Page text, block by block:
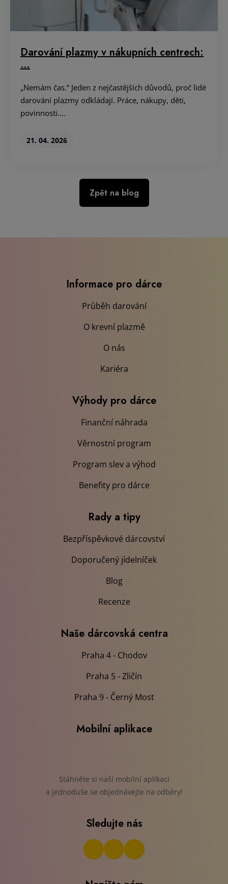
Darování plazmy v nákupních centrech:
…
„Nemám čas.“ Jeden z nejčastějších důvodů, proč lidé
darování plazmy odkládají. Práce, nákupy, děti,
povinnosti.…
21. 04. 2026
Zpět na blog
Informace pro dárce
Průběh darování
O krevní plazmě
O nás
Kariéra
Výhody pro dárce
Finanční náhrada
Věrnostní program
Program slev a výhod
Benefity pro dárce
Rady a tipy
Bezpříspěvkové dárcovství
Doporučený jídelníček
Blog
Recenze
Naše dárcovská centra
Praha 4 - Chodov
Praha 5 - Zličín
Praha 9 - Černý Most
Mobilní aplikace
Stáhněte si naší mobilní aplikaci
a jednoduše se objednávejte na odběry!
Sledujte nás